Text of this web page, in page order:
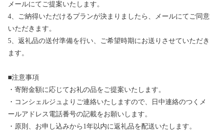
メールにてご提案いたします。
4、ご納得いただけるプランが決まりましたら、メールにてご同意
いただきます。
5、返礼品の送付準備を行い、ご希望時期にお送りさせていただき
ます。
■注意事項
・寄附金額に応じてお礼の品をご提案いたします。
・コンシェルジュよりご連絡いたしますので、日中連絡のつくメ
ールアドレス電話番号の記載をお願いします。
・原則、お申し込みから1年以内に返礼品を配送いたします。